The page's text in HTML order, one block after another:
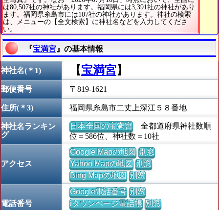
は80,507社の神社があります。福岡県には3,391社の神社があり
ます。福岡県糸島市には107社の神社があります。神社の検索
は、メニューの【全文検索】に神社名などを入力してくださ
い。
『宝満宮 』の基本情報
神社名(＊1) 【宝満宮】
郵便番号 〒819-1621
住所(＊3) 福岡県糸島市二丈上深江５８番地
神社名ランキン
グ
日本全国の宝満宮全都道府県神社数順
位＝586位、神社数＝10社
アクセス
Google Mapの地図 別窓
Yahoo Mapの地図 別窓
Bing Mapの地図 別窓
電話番号
Google電話番号 別窓
iタウンページ電話帳 別窓